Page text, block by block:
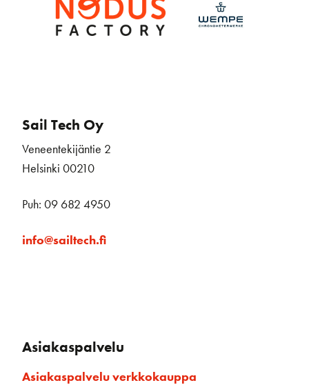
Sail Tech Oy
Veneentekijäntie 2
Helsinki 00210
Puh: 09 682 4950
info@sailtech.fi
Asiakaspalvelu
Asiakaspalvelu verkkokauppa